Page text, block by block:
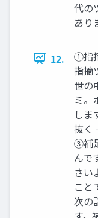
代の
あり
12.
①指
指摘
世の
ミ。
し
抜く
③補
んで
さい
こと
次の